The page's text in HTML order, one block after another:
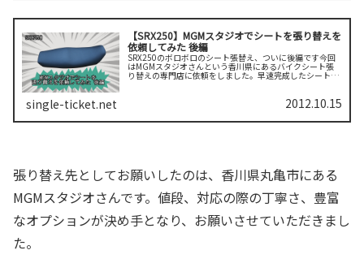
【SRX250】MGMスタジオでシートを張り替えを
依頼してみた 後編
SRX250のボロボロのシート張替え、ついに後編です今回
はMGMスタジオさんという香川県にあるバイクシート張
り替えの専門店に依頼をしました。早速完成したシートが
single-ticket.net 2012.10.15
張り替え先としてお願いしたのは、香川県丸亀市にある
MGMスタジオさんです。値段、対応の際の丁寧さ、豊富
なオプションが決め手となり、お願いさせていただきまし
た。